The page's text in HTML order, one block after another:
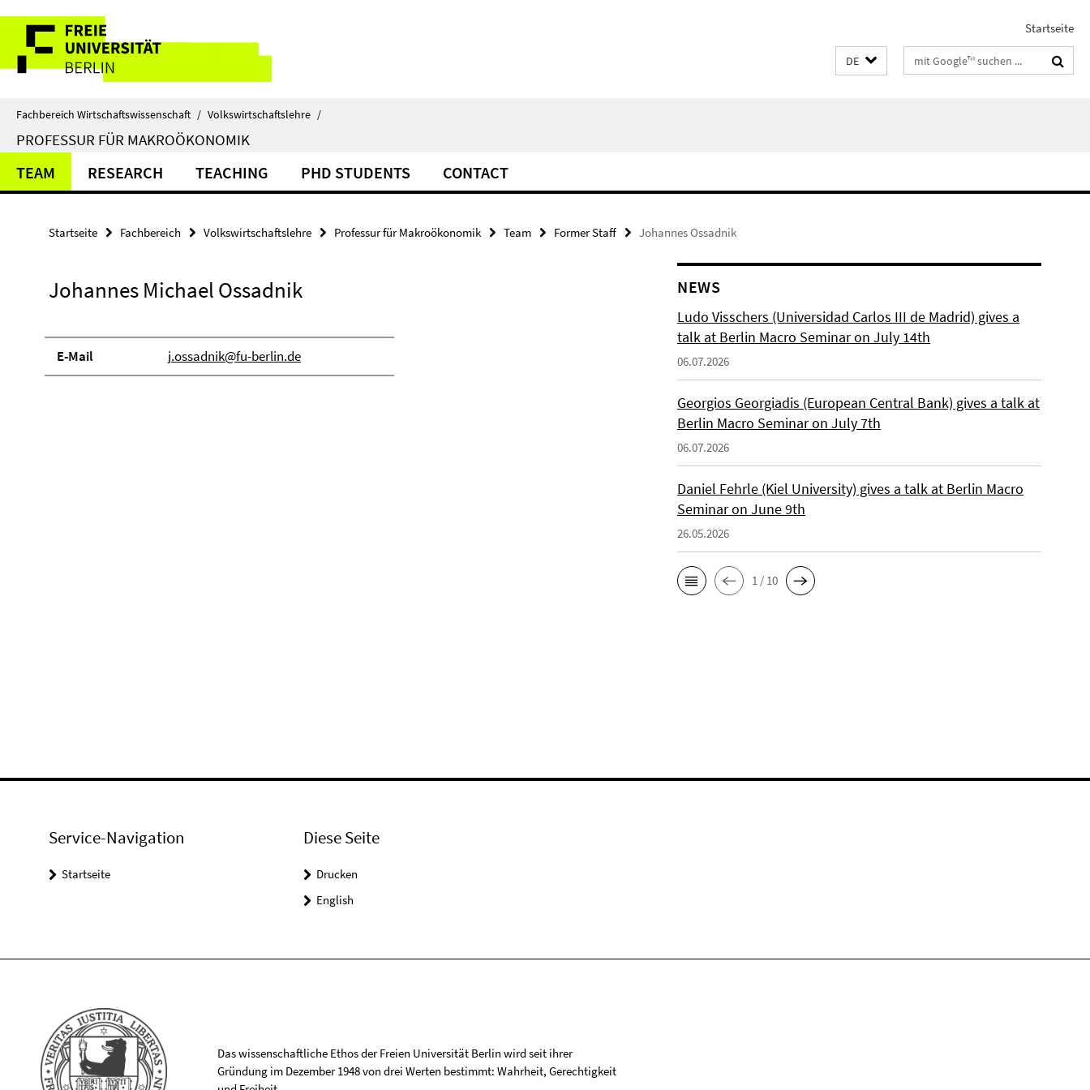
direkt
Inhalt
Service-
Navigation
Startseite
DE Suchbegriffe
Fachbereich Wirtschaftswissenschaft / Volkswirtschaftslehre /
PROFESSUR FÜR MAKROÖKONOMIK
TEAM RESEARCH TEACHING PHD STUDENTS CONTACT
Startseite Fachbereich Volkswirtschaftslehre Professur für Makroökonomik Team Former Staff Johannes Ossadnik
Johannes Michael Ossadnik
E-Mail j.ossadnik@fu-berlin.de
NEWS
Ludo Visschers (Universidad Carlos III de Madrid) gives a
talk at Berlin Macro Seminar on July 14th
06.07.2026
Georgios Georgiadis (European Central Bank) gives a talk at
Berlin Macro Seminar on July 7th
06.07.2026
Daniel Fehrle (Kiel University) gives a talk at Berlin Macro
Seminar on June 9th
26.05.2026
1 / 10
Service-Navigation
Startseite
Diese Seite
Drucken
English
Das wissenschaftliche Ethos der Freien Universität Berlin wird seit ihrer
Gründung im Dezember 1948 von drei Werten bestimmt: Wahrheit, Gerechtigkeit